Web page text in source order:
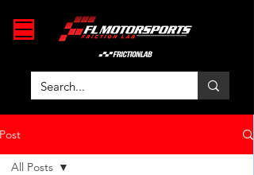
Post
All Posts